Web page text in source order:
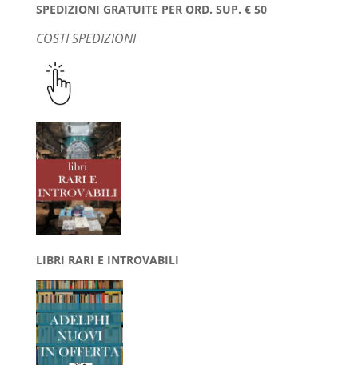
SPEDIZIONI GRATUITE PER ORD. SUP. € 50
COSTI SPEDIZIONI
LIBRI RARI E INTROVABILI